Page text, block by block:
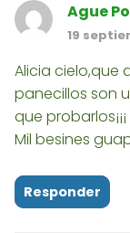
Ague
19
Alicia cielo,que
panecillos son
que probarlos¡¡¡
Mil besines
Responder